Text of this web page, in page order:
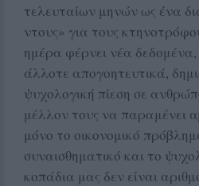
τελευταίων μηνών ως ένα
ντους» για τους
ημέρα φέρνει νέα
άλλοτε απογοητευτικά,
ψυχολογική πίεση σε
μέλλον τους να παραμένει
μόνο το οικονομικό
συναισθηματικό και το
κοπάδια μας δεν είναι